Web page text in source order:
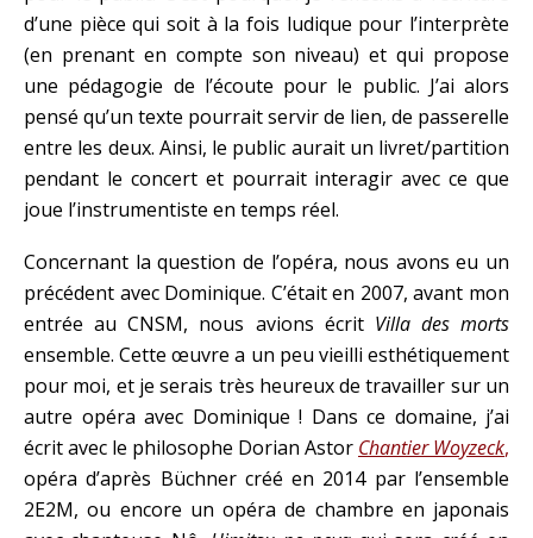
d’une pièce qui soit à la fois ludique pour l’interprète
(en prenant en compte son niveau) et qui propose
une pédagogie de l’écoute pour le public. J’ai alors
pensé qu’un texte pourrait servir de lien, de passerelle
entre les deux. Ainsi, le public aurait un livret/partition
pendant le concert et pourrait interagir avec ce que
joue l’instrumentiste en temps réel.
Concernant la question de l’opéra, nous avons eu un
précédent avec Dominique. C’était en 2007, avant mon
entrée au CNSM, nous avions écrit Villa des morts
ensemble. Cette œuvre a un peu vieilli esthétiquement
pour moi, et je serais très heureux de travailler sur un
autre opéra avec Dominique ! Dans ce domaine, j’ai
écrit avec le philosophe Dorian Astor Chantier Woyzeck,
opéra d’après Büchner créé en 2014 par l’ensemble
2E2M, ou encore un opéra de chambre en japonais